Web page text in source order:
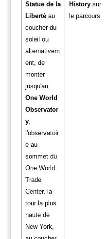
Statue de la
Libertéau
coucher du
soleil ou
alternativem
ent, de
monter
jusqu'au
One World
Observator
y,
l'observatoir
e au
sommet du
One World
Trade
Center, la
tour la plus
haute de
New York,
Historysur
le parcours